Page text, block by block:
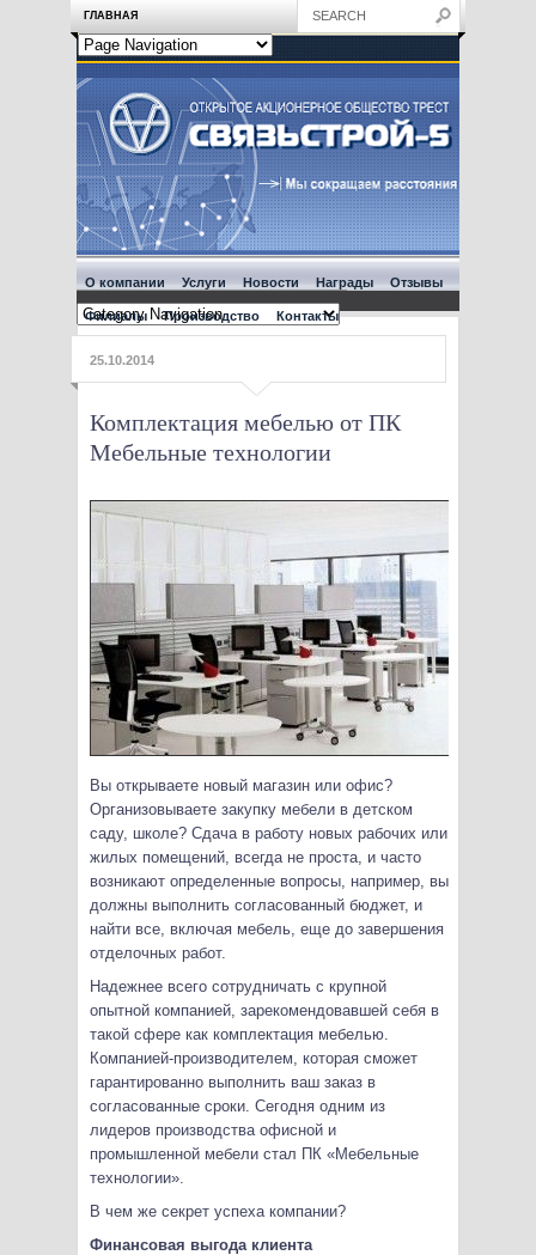
ГЛАВНАЯ
О компании Услуги Новости Награды Отзывы
Филиалы Производство Контакты
25.10.2014
Комплектация мебелью от ПК
Мебельные технологии
Вы открываете новый магазин или офис?
Организовываете закупку мебели в детском
саду, школе? Сдача в работу новых рабочих или
жилых помещений, всегда не проста, и часто
возникают определенные вопросы, например, вы
должны выполнить согласованный бюджет, и
найти все, включая мебель, еще до завершения
отделочных работ.
Надежнее всего сотрудничать с крупной
опытной компанией, зарекомендовавшей себя в
такой сфере как комплектация мебелью.
Компанией-производителем, которая сможет
гарантированно выполнить ваш заказ в
согласованные сроки. Сегодня одним из
лидеров производства офисной и
промышленной мебели стал ПК «Мебельные
технологии».
В чем же секрет успеха компании?
Финансовая выгода клиента